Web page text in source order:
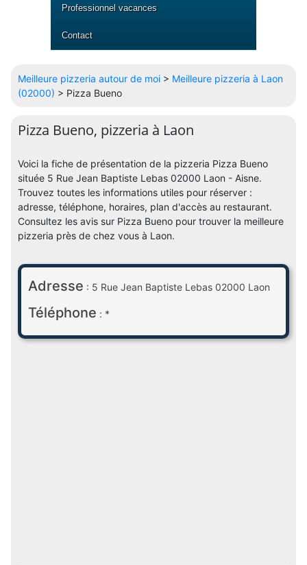
Professionnel vacances
Contact
Meilleure pizzeria autour de moi > Meilleure pizzeria à Laon
(02000) > Pizza Bueno
Pizza Bueno, pizzeria à Laon
Voici la fiche de présentation de la pizzeria Pizza Bueno
située 5 Rue Jean Baptiste Lebas 02000 Laon - Aisne.
Trouvez toutes les informations utiles pour réserver :
adresse, téléphone, horaires, plan d'accès au restaurant.
Consultez les avis sur Pizza Bueno pour trouver la meilleure
pizzeria près de chez vous à Laon.
Adresse : 5 Rue Jean Baptiste Lebas 02000 Laon
Téléphone : *